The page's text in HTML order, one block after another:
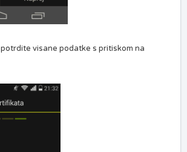
visane podatke s pritiskom na